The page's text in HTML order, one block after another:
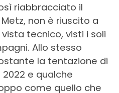
riabbracciato il
non è riuscito a
tecnico, visti i soli
Allo stesso
la tentazione di
e qualche
come quello che